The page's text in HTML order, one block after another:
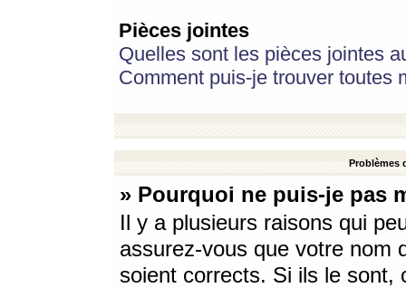
Pièces jointes
Quelles sont les pièces jointes
Comment puis-je trouver toutes
Problèmes
» Pourquoi ne puis-je pas
Il y a plusieurs raisons qui
assurez-vous que votre nom
soient corrects. Si ils le sont,